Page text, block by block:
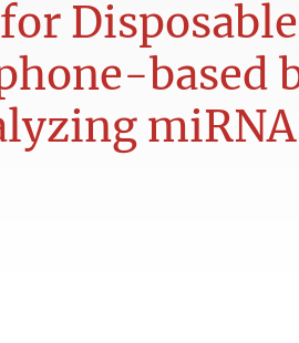
Disposable
based
miRNA